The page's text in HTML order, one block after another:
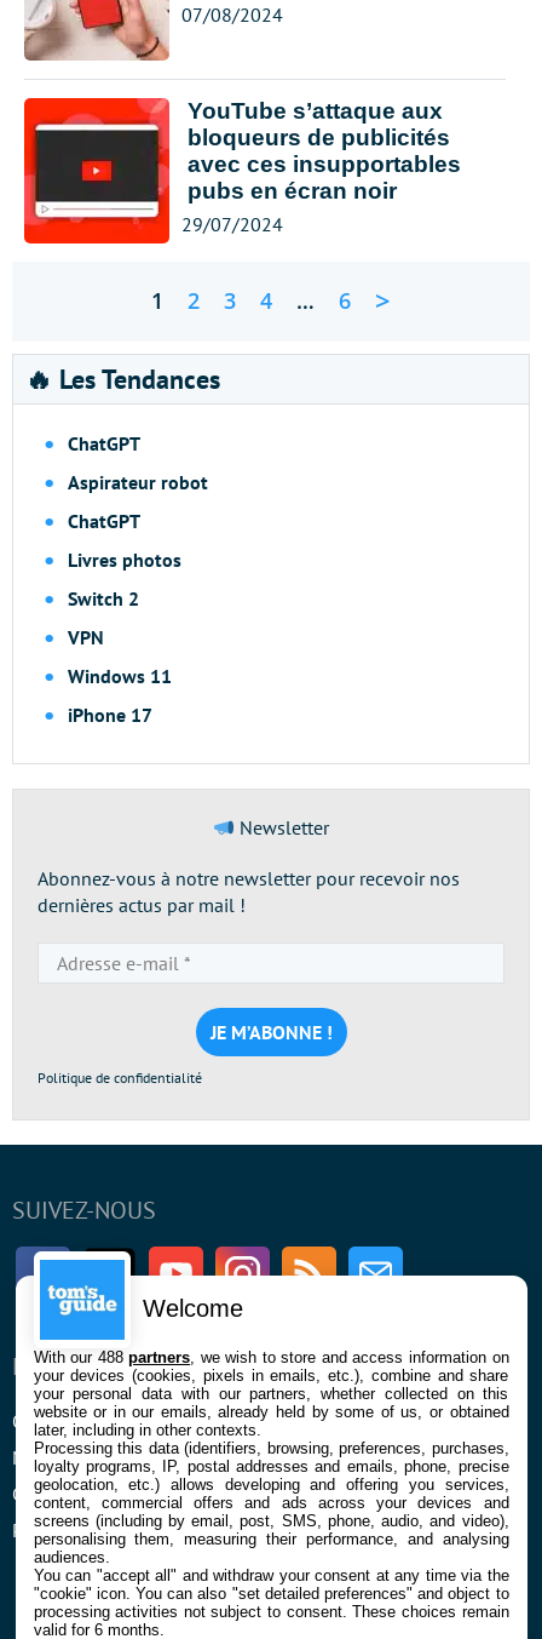
07/08/2024
YouTube s’attaque aux
bloqueurs de publicités
avec ces insupportables
pubs en écran noir
29/07/2024
1 2 3 4 … 6 >
🔥 Les Tendances
ChatGPT
Aspirateur robot
ChatGPT
Livres photos
Switch 2
VPN
Windows 11
iPhone 17
Newsletter
Abonnez-vous à notre newsletter pour recevoir nos
dernières actus par mail !
e-
mail
*
Politique de confidentialité
SUIVEZ-NOUS
FacebookTwitter Youtube InstagramRSS Newsletter
ENTREPRISE
Qui sommes nous
Mentions légales et CGU
Confidentialité et Cookies
Préférences cookies
À PROPOS
La rédaction
Contact
Welcome
With our 488partners , we wish to store and access information on
your devices (cookies, pixels in emails, etc.), combine and share
your personal data with our partners, whether collected on this
website or in our emails, already held by some of us, or obtained
later, including in other contexts.
Processing this data (identifiers, browsing, preferences, purchases,
loyalty programs, IP, postal addresses and emails, phone, precise
geolocation, etc.) allows developing and offering you services,
content, commercial offers and ads across your devices and
screens (including by email, post, SMS, phone, audio, and video),
personalising them, measuring their performance, and analysing
audiences.
You can "accept all" and withdraw your consent at any time via the
"cookie" icon. You can also "set detailed preferences" and object to
processing activities not subject to consent. These choices remain
valid for 6 months.